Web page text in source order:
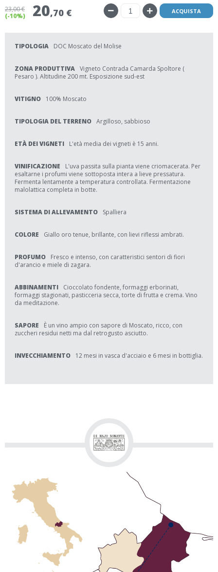
23,00 €
(-10%)
20,70 € ACQUISTA
TIPOLOGIA DOC Moscato del Molise
ZONA PRODUTTIVA Vigneto Contrada Camarda Spoltore (
Pesaro ). Altitudine 200 mt. Esposizione sud-est
VITIGNO 100% Moscato
TIPOLOGIA DEL TERRENO Argilloso, sabbioso
ETÀ DEI VIGNETI L'età media dei vigneti è 15 anni.
VINIFICAZIONE
L'uva passita sulla pianta viene criomacerata. Per
esaltarne i profumi viene sottoposta intera a lieve pressatura.
Fermenta lentamente a temperatura controllata. Fermentazione
malolattica completa in botte.
SISTEMA DI ALLEVAMENTO Spalliera
COLORE Giallo oro tenue, brillante, con lievi riflessi ambrati.
PROFUMO
Fresco e intenso, con caratteristici sentori di fiori
d'arancio e miele di zagara.
ABBINAMENTI
Cioccolato fondente, formaggi erborinati,
formaggi stagionati, pasticceria secca, torte di frutta e crema. Vino
da meditazione.
SAPORE
È un vino ampio con sapore di Moscato, ricco, con
zuccheri residui netti ma dal retrogusto asciutto.
INVECCHIAMENTO 12 mesi in vasca d'acciaio e 6 mesi in bottiglia.